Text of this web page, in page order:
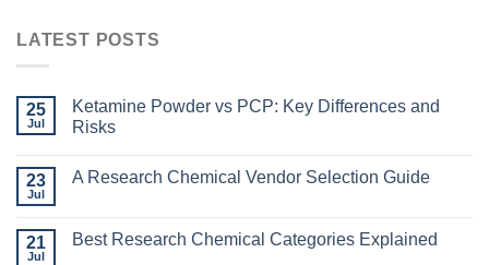
LATEST POSTS
25
Jul
Ketamine Powder vs PCP: Key Differences and
Risks
23
Jul
A Research Chemical Vendor Selection Guide
21
Jul
Best Research Chemical Categories Explained